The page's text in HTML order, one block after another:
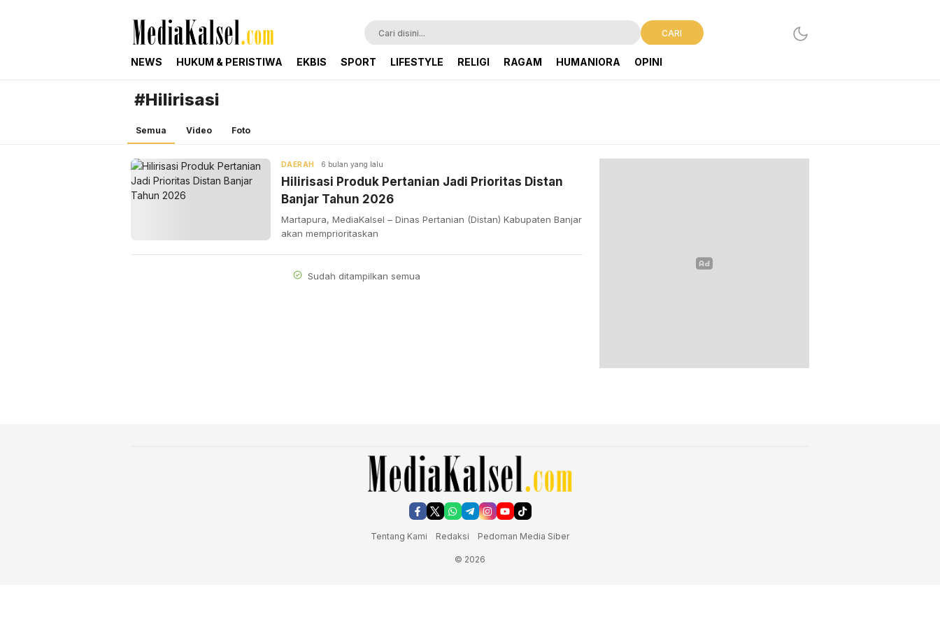
mediakalsel.com
Berita Update Banua
CARI
NEWS HUKUM & PERISTIWA EKBIS SPORT LIFESTYLE RELIGI RAGAM HUMANIORA OPINI
#Hilirisasi
Semua Video Foto
DAERAH 6 bulan yang lalu
Hilirisasi Produk Pertanian Jadi Prioritas Distan
Banjar Tahun 2026
Martapura, MediaKalsel – Dinas Pertanian (Distan) Kabupaten Banjar
akan memprioritaskan
Sudah ditampilkan semua
Tentang Kami Redaksi Pedoman Media Siber
© 2026